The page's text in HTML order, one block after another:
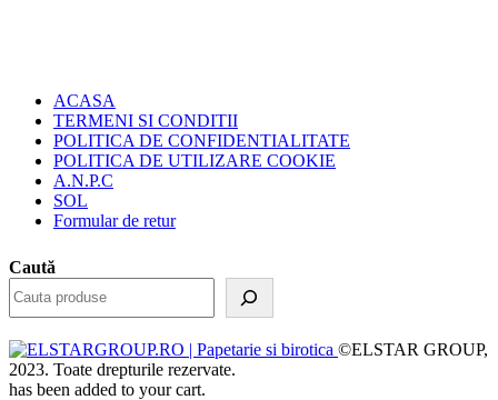
ACASA
TERMENI SI CONDITII
POLITICA DE CONFIDENTIALITATE
POLITICA DE UTILIZARE COOKIE
A.N.P.C
SOL
Formular de retur
Caută
©ELSTAR GROUP,
2023. Toate drepturile rezervate.
has been added to your cart.